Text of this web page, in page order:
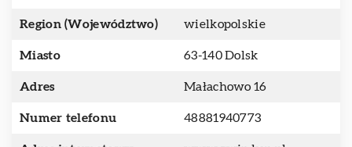
Region (Województwo) wielkopolskie
Miasto 63-140 Dolsk
Adres Małachowo 16
Numer telefonu 48881940773